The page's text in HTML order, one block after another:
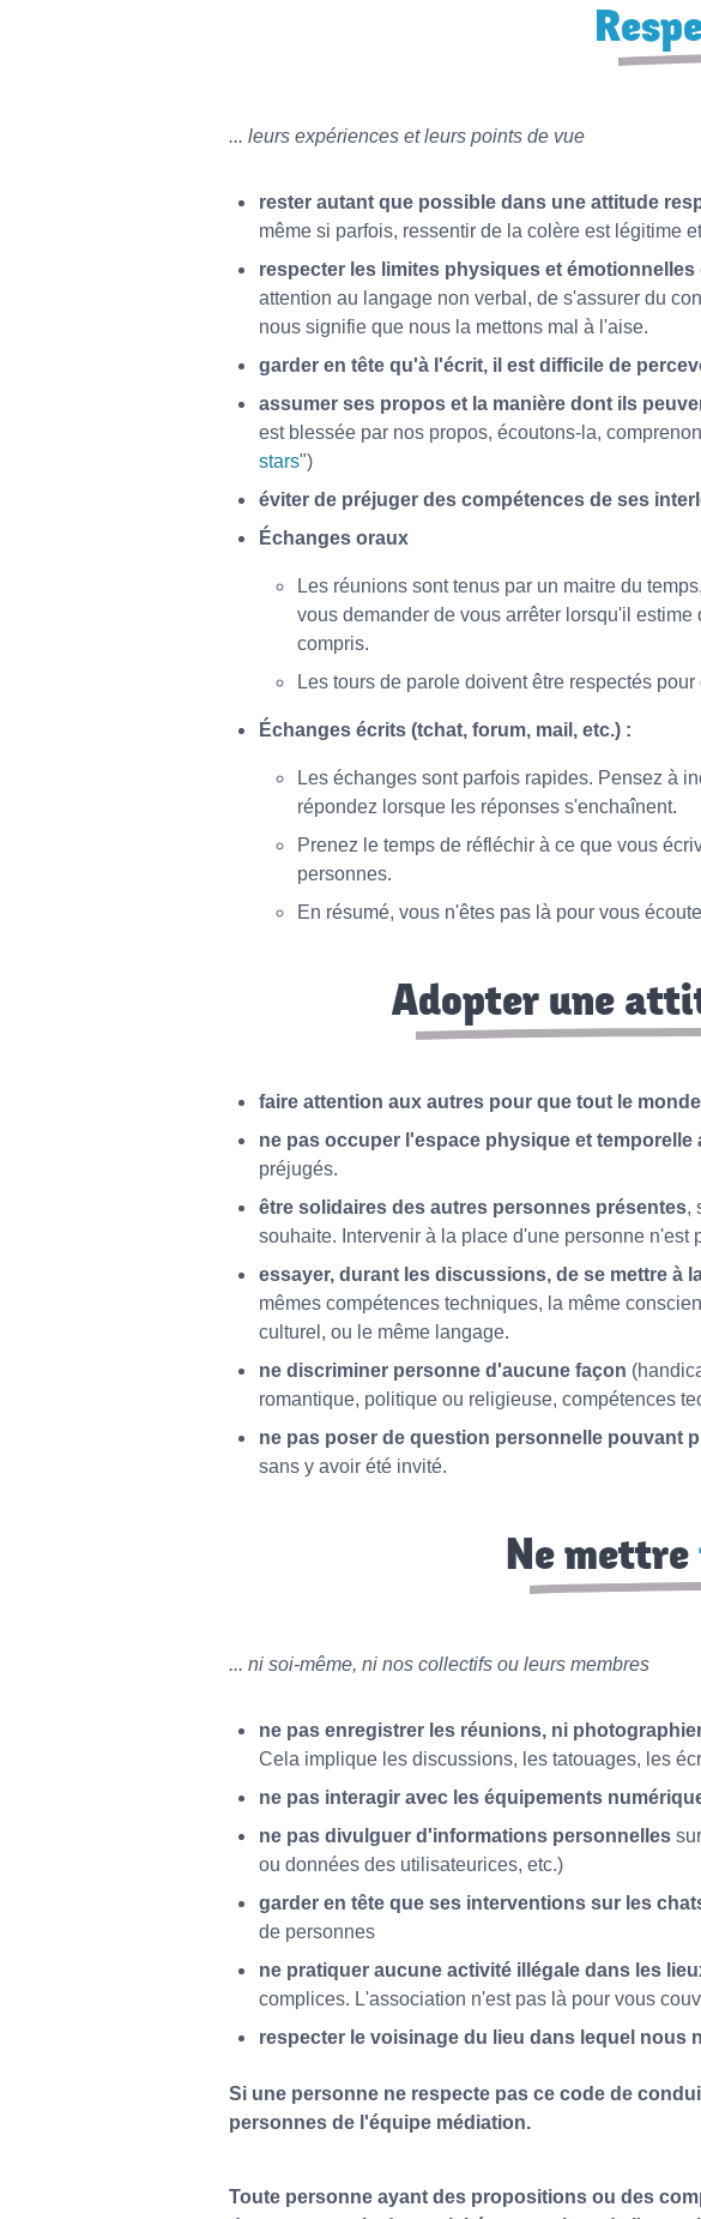
... leurs expériences et leurs points de vue
rester autant que possible dans une attitude
même si parfois, ressentir de la colère est légitime
respecter les limites physiques et émotionnelles
attention au langage non verbal, de s'assurer du
nous signifie que nous la mettons mal à l'aise.
garder en tête qu'à l'écrit, il est difficile de
assumer ses propos et la manière dont ils
est blessée par nos propos, écoutons-la,
stars")
éviter de préjuger des compétences de ses
Échanges oraux
Les réunions sont tenus par un maitre du
vous demander de vous arrêter lorsqu'il
compris.
Les tours de parole doivent être respectés
Échanges écrits (tchat, forum, mail, etc.) :
Les échanges sont parfois rapides. Pensez à
répondez lorsque les réponses s'enchaînent.
Prenez le temps de réfléchir à ce que vous
personnes.
En résumé, vous n'êtes pas là pour vous
Adopter une
faire attention aux autres pour que tout le
ne pas occuper l'espace physique et
préjugés.
être solidaires des autres personnes présentes,
souhaite. Intervenir à la place d'une personne n'est
essayer, durant les discussions, de se mettre à
mêmes compétences techniques, la même
culturel, ou le même langage.
ne discriminer personne d'aucune façon
romantique, politique ou religieuse, compétences
ne pas poser de question personnelle pouvant
sans y avoir été invité.
Ne mettre
... ni soi-même, ni nos collectifs ou leurs membres
ne pas enregistrer les réunions, ni
Cela implique les discussions, les tatouages, les
ne pas interagir avec les équipements
ne pas divulguer d'informations personnelles
ou données des utilisateurices, etc.)
garder en tête que ses interventions sur les
de personnes
ne pratiquer aucune activité illégale dans les
complices. L'association n'est pas là pour vous
respecter le voisinage du lieu dans lequel nous
Si une personne ne respecte pas ce code de
personnes de l'équipe médiation.
Toute personne ayant des propositions ou des